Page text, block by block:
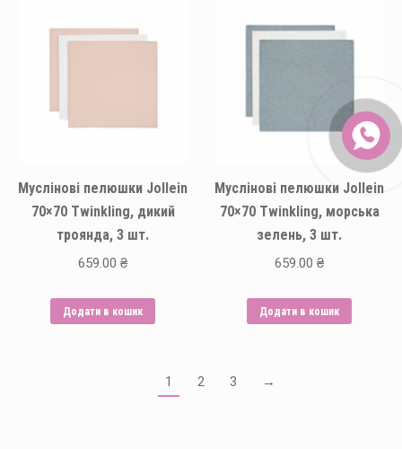
Муслінові пелюшки Jollein
70×70 Twinkling, дикий
троянда, 3 шт.
659.00 ₴
Додати в кошик
Муслінові пелюшки Jollein
70×70 Twinkling, морська
зелень, 3 шт.
659.00 ₴
Додати в кошик
1 2 3 →